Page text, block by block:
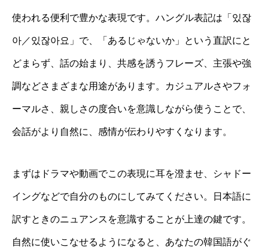
使われる便利で豊かな表現です。ハングル表記は「있잖
아／있잖아요」で、「あるじゃないか」という直訳にと
どまらず、話の始まり、共感を誘うフレーズ、主張や強
調などさまざまな用途があります。カジュアルさやフォ
ーマルさ、親しさの度合いを意識しながら使うことで、
会話がより自然に、感情が伝わりやすくなります。
まずはドラマや動画でこの表現に耳を澄ませ、シャドー
イングなどで自分のものにしてみてください。日本語に
訳すときのニュアンスを意識することが上達の鍵です。
自然に使いこなせるようになると、あなたの韓国語がぐ